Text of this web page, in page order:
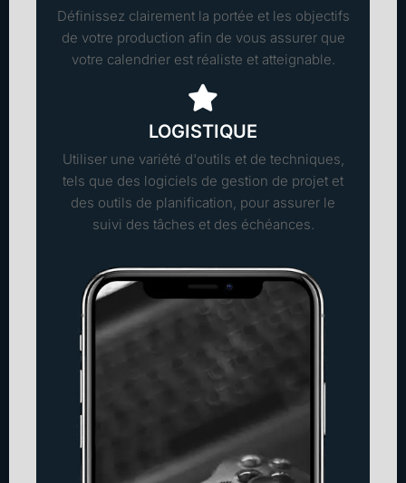
Définissez clairement la portée et les objectifs
de votre production afin de vous assurer que
votre calendrier est réaliste et atteignable.
LOGISTIQUE
Utiliser une variété d'outils et de techniques,
tels que des logiciels de gestion de projet et
des outils de planification, pour assurer le
suivi des tâches et des échéances.